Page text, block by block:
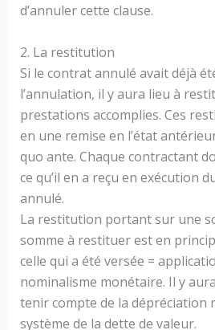
d’annuler cette clause.
2. La restitution
Si le contrat annulé avait déjà
l’annulation, il y aura lieu à
prestations accomplies. Ces
en une remise en l’état
quo ante. Chaque contractant
ce qu’il en a reçu en exécution
annulé.
La restitution portant sur une
somme à restituer est en
celle qui a été versée =
nominalisme monétaire. Il y
tenir compte de la dépréciation
système de la dette de valeur.